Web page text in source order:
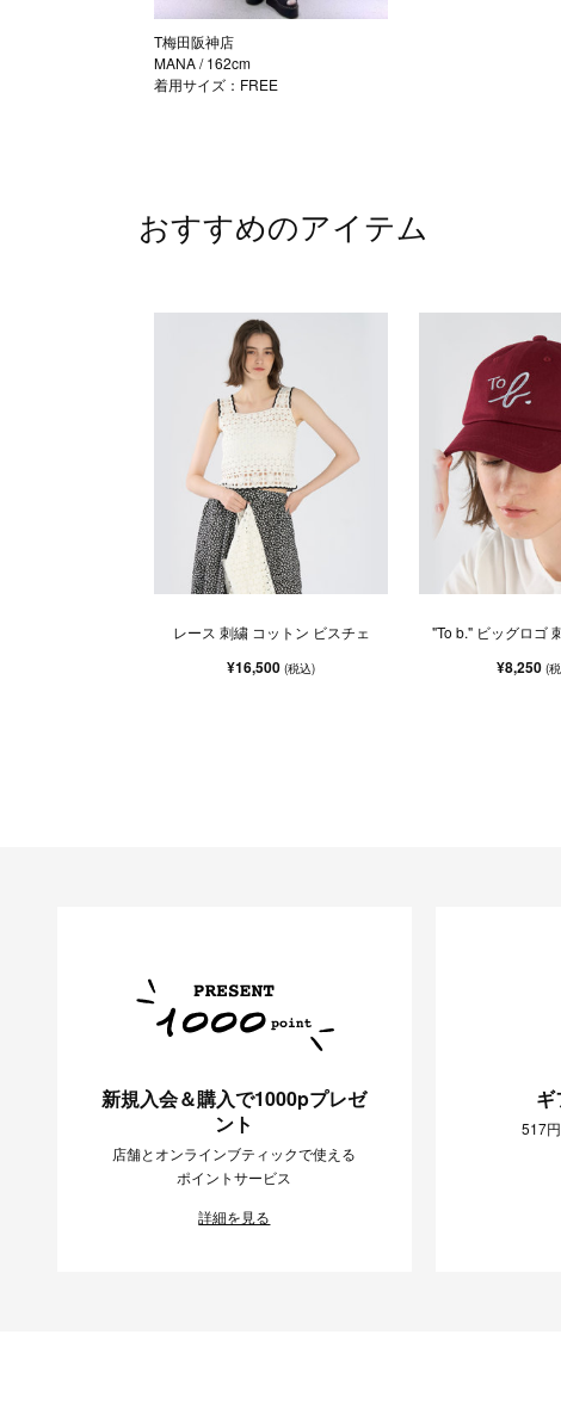
T梅田阪神店
MANA/ 162cm
着用サイズ：FREE
おすすめのアイテム
レース 刺繍 コットン ビスチェ
¥16,500(税込)
"To b." ビッグロゴ
¥8,250(
新規入会＆購入で1000pプレゼ
ント
店舗とオンラインブティックで使える
ポイントサービス
詳細を見る
ギ
517